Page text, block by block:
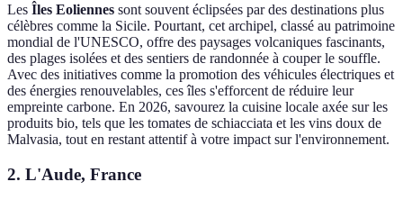
Les Îles Eoliennes sont souvent éclipsées par des destinations plus
célèbres comme la Sicile. Pourtant, cet archipel, classé au patrimoine
mondial de l'UNESCO, offre des paysages volcaniques fascinants,
des plages isolées et des sentiers de randonnée à couper le souffle.
Avec des initiatives comme la promotion des véhicules électriques et
des énergies renouvelables, ces îles s'efforcent de réduire leur
empreinte carbone. En 2026, savourez la cuisine locale axée sur les
produits bio, tels que les tomates de schiacciata et les vins doux de
Malvasia, tout en restant attentif à votre impact sur l'environnement.
2. L'Aude, France